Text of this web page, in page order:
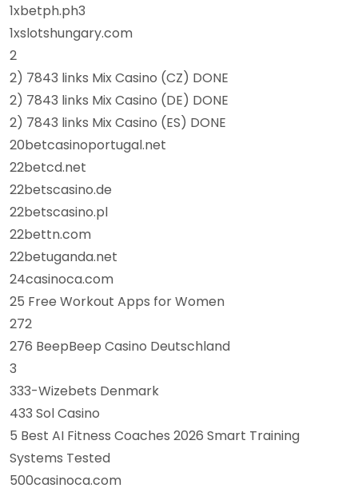
1xbetph.ph3
1xslotshungary.com
2
2) 7843 links Mix Casino (CZ) DONE
2) 7843 links Mix Casino (DE) DONE
2) 7843 links Mix Casino (ES) DONE
20betcasinoportugal.net
22betcd.net
22betscasino.de
22betscasino.pl
22bettn.com
22betuganda.net
24casinoca.com
25 Free Workout Apps for Women
272
276 BeepBeep Casino Deutschland
3
333-Wizebets Denmark
433 Sol Casino
5 Best AI Fitness Coaches 2026 Smart Training
Systems Tested
500casinoca.com